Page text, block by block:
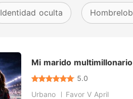
Identidad oculta
Mi marido
5.0
Urbano
Favor V April